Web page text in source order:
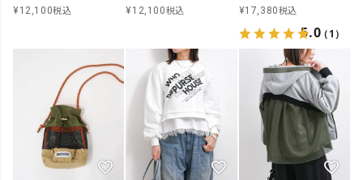
¥12,100税込 ¥12,100税込 ¥17,380税込
5.0（1）